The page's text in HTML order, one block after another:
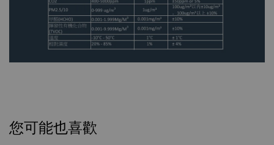
您可能也喜歡